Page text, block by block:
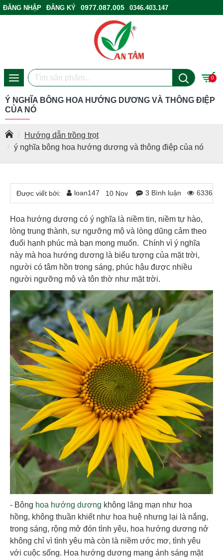
ĐĂNG NHẬP ĐĂNG KÝ 0977.087.005
0346.403.147
0
Hướng dẫn trồng trọt
ý nghĩa bông hoa hướng dương và thông điệp của nó
Ý NGHĨA BÔNG HOA HƯỚNG DƯƠNG VÀ THÔNG ĐIỆP
CỦA NÓ
Được viết bởi: loan147 10 Nov 3 Bình luận 6336
Hoa hướng dương có ý nghĩa là niềm tin, niềm tự hào,
lòng trung thành, sự ngưỡng mộ và lòng dũng cảm theo
đuổi hạnh phúc mà bạn mong muốn. Chính vì ý nghĩa
này mà hoa hướng dương là biểu tượng của mặt trời,
người có tâm hồn trong sáng, phúc hậu được nhiều
người ngưỡng mộ và tôn thờ như mặt trời.
- Bông hoa hướng dương không lãng mạn như hoa
hồng, không thuần khiết như hoa huệ nhưng lại là nắng,
trong sáng, rộng mở đón tình yêu, hoa hướng dương nở
không chỉ vì tình yêu mà còn là niềm ước mơ, tình yêu
với cuộc sống. Hoa hướng dương mang ánh sáng mặt